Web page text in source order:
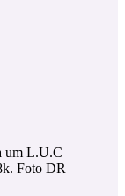
um L.U.C
Foto DR